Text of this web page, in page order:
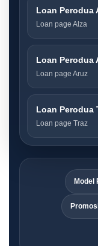
Loan Perodua
Loan page Alza
Loan Perodua
Loan page Aruz
Loan Perodua
Loan page Traz
Model